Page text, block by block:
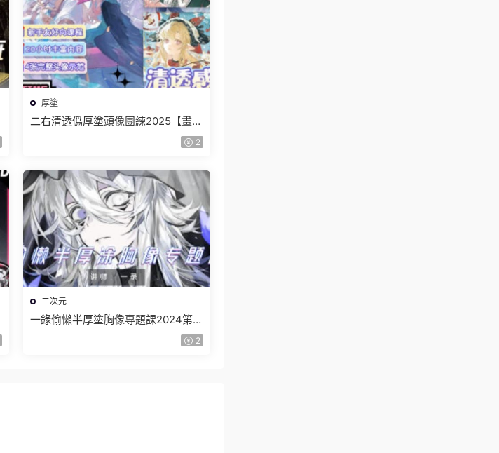
厚塗
二右清透僞厚塗頭像團練2025【畫質
2
二次元
一錄偷懶半厚塗胸像專題課2024第1
2